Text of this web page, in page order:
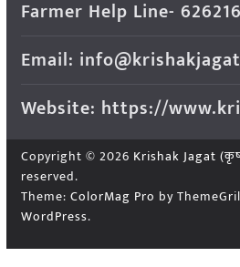
Farmer Help Line-
Email:
Website: https://
Copyright © 2026 Krishak Jagat
reserved.
Theme: ColorMag Pro by
WordPress.